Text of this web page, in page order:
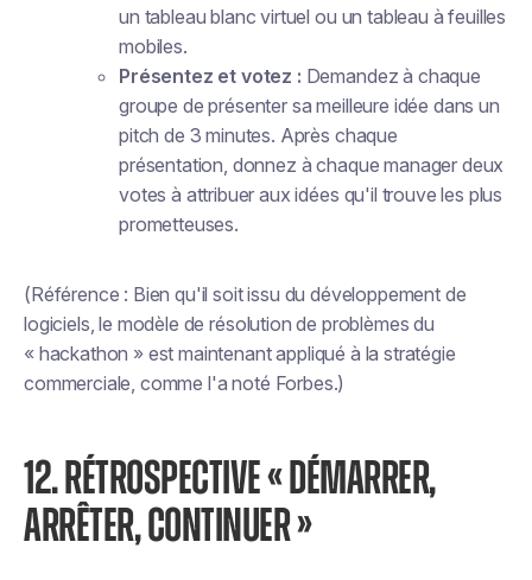
un tableau blanc virtuel ou un tableau à feuilles
mobiles.
Présentez et votez : Demandez à chaque
groupe de présenter sa meilleure idée dans un
pitch de 3 minutes. Après chaque
présentation, donnez à chaque manager deux
votes à attribuer aux idées qu'il trouve les plus
prometteuses.
(Référence : Bien qu'il soit issu du développement de
logiciels, le modèle de résolution de problèmes du
« hackathon » est maintenant appliqué à la stratégie
commerciale, comme l'a noté Forbes.)
12. RÉTROSPECTIVE « DÉMARRER,
ARRÊTER, CONTINUER »